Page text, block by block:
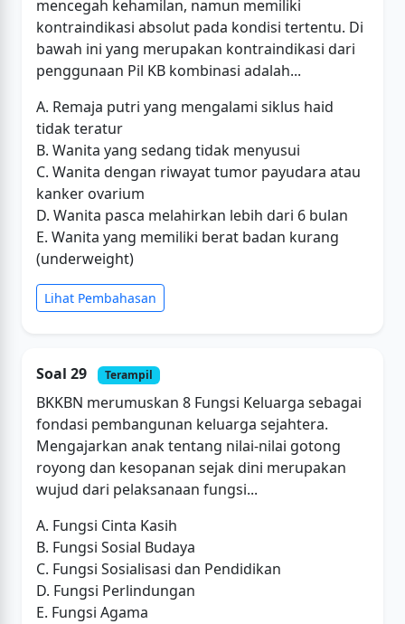
mencegah kehamilan, namun memiliki
kontraindikasi absolut pada kondisi tertentu. Di
bawah ini yang merupakan kontraindikasi dari
penggunaan Pil KB kombinasi adalah...
A. Remaja putri yang mengalami siklus haid
tidak teratur
B. Wanita yang sedang tidak menyusui
C. Wanita dengan riwayat tumor payudara atau
kanker ovarium
D. Wanita pasca melahirkan lebih dari 6 bulan
E. Wanita yang memiliki berat badan kurang
(underweight)
Lihat Pembahasan
Soal 29 Terampil
BKKBN merumuskan 8 Fungsi Keluarga sebagai
fondasi pembangunan keluarga sejahtera.
Mengajarkan anak tentang nilai-nilai gotong
royong dan kesopanan sejak dini merupakan
wujud dari pelaksanaan fungsi...
A. Fungsi Cinta Kasih
B. Fungsi Sosial Budaya
C. Fungsi Sosialisasi dan Pendidikan
D. Fungsi Perlindungan
E. Fungsi Agama